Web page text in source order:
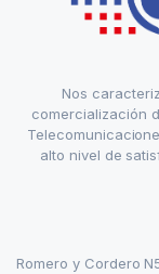
Nos
comercialización
alto nivel de
Romero y Cordero